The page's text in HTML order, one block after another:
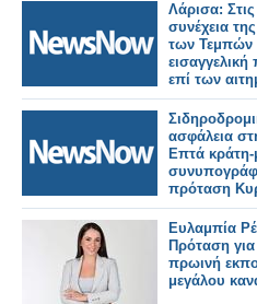
Λάρισα:
συνέχεια
των Τεμπών
επί των
ασφάλεια
Επτά κράτη-
πρόταση
Ευλαμπία
Πρόταση
πρωινή
μεγάλου